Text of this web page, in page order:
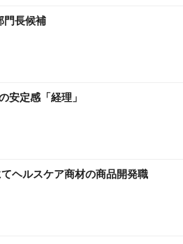
門長候補
安定感「経理」
ヘルスケア商材の商品開発職